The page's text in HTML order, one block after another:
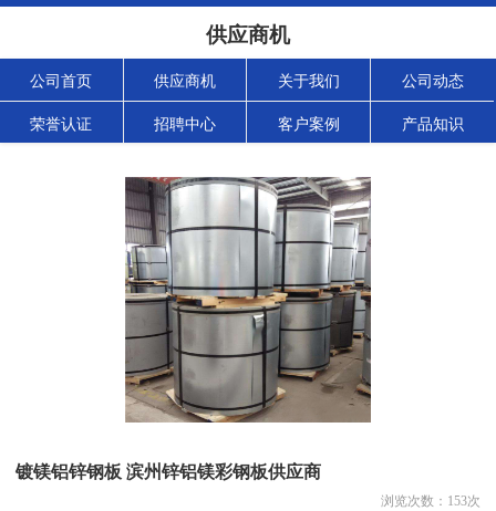
供应商机
公司首页 供应商机 关于我们 公司动态
荣誉认证 招聘中心 客户案例 产品知识
镀镁铝锌钢板 滨州锌铝镁彩钢板供应商
浏览次数： 153次